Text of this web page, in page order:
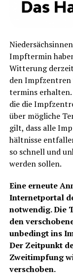
Impf­ter­min
Wit­te­rung
den
ter­mins erhal­ten.
die die
über mög­li­che
gilt, dass alle
hält­nis­se
so schnell und
wer­den sollen.
Eine erneu­te
Inter­net­por­tal
not­wen­dig. Die
den
unbe­dingt ins
Der Zeit­punkt
Zweit­imp­fung
verschoben.